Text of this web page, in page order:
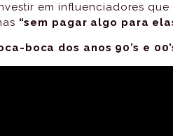
em influenciadores
“sem pagar algo para
boca dos anos 90’s e